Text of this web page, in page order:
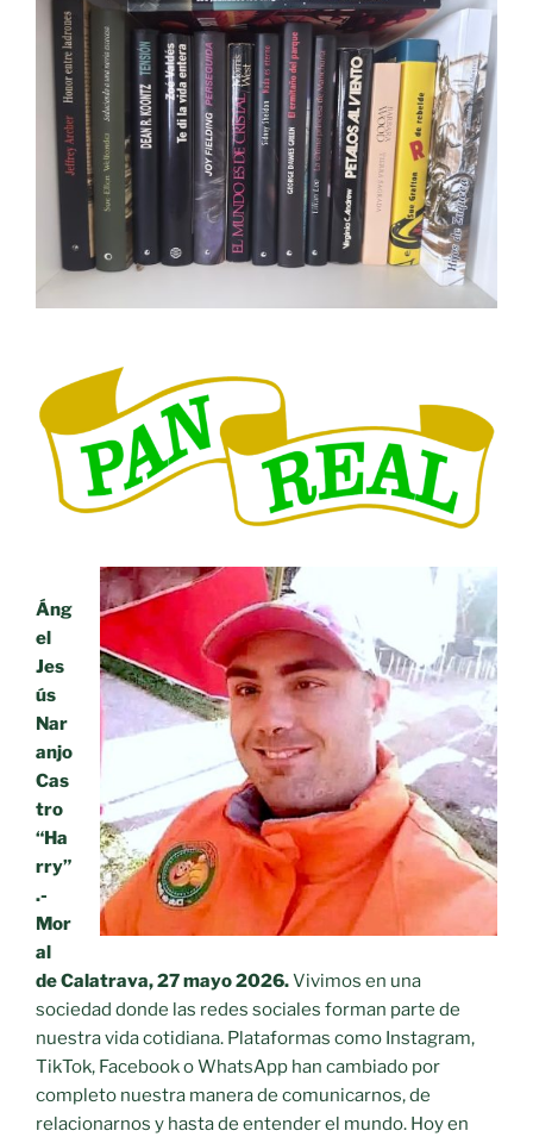
Áng
el
Jes
ús
Nar
anjo
Cas
tro
“Ha
rry”
.-
Mor
al
de Calatrava, 27 mayo 2026.Vivimos en una
sociedad donde las redes sociales forman parte de
nuestra vida cotidiana. Plataformas como Instagram,
TikTok, Facebook o WhatsApp han cambiado por
completo nuestra manera de comunicarnos, de
relacionarnos y hasta de entender el mundo. Hoy en